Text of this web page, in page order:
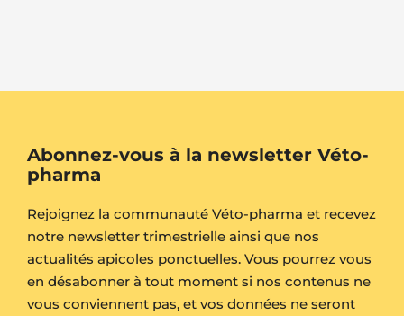
Abonnez-vous à la newsletter Véto-
pharma
Rejoignez la communauté Véto-pharma et recevez
notre newsletter trimestrielle ainsi que nos
actualités apicoles ponctuelles. Vous pourrez vous
en désabonner à tout moment si nos contenus ne
vous conviennent pas, et vos données ne seront